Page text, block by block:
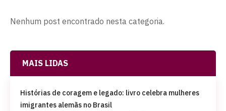
Nenhum post encontrado nesta categoria.
MAIS LIDAS
Histórias de coragem e legado: livro celebra mulheres
imigrantes alemãs no Brasil